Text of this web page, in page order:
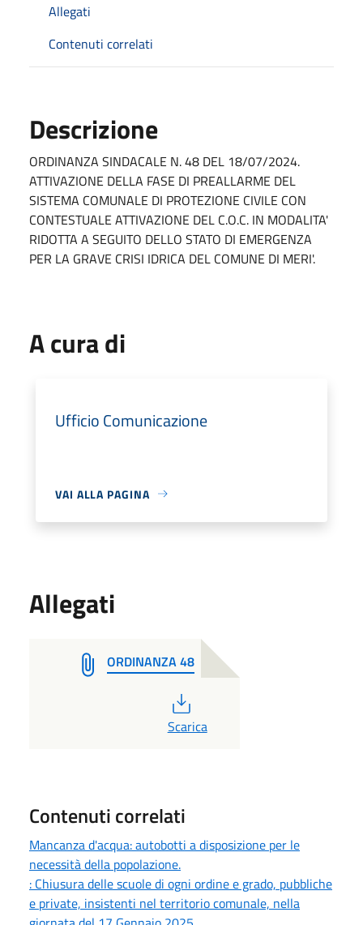
Allegati
Contenuti correlati
Descrizione
ORDINANZA SINDACALE N. 48 DEL 18/07/2024.
ATTIVAZIONE DELLA FASE DI PREALLARME DEL
SISTEMA COMUNALE DI PROTEZIONE CIVILE CON
CONTESTUALE ATTIVAZIONE DEL C.O.C. IN MODALITA'
RIDOTTA A SEGUITO DELLO STATO DI EMERGENZA
PER LA GRAVE CRISI IDRICA DEL COMUNE DI MERI'.
A cura di
Ufficio Comunicazione
VAI ALLA PAGINA
Allegati
ORDINANZA 48
PDF
Scarica
Contenuti correlati
Mancanza d'acqua: autobotti a disposizione per le
necessità della popolazione.
: Chiusura delle scuole di ogni ordine e grado, pubbliche
e private, insistenti nel territorio comunale, nella